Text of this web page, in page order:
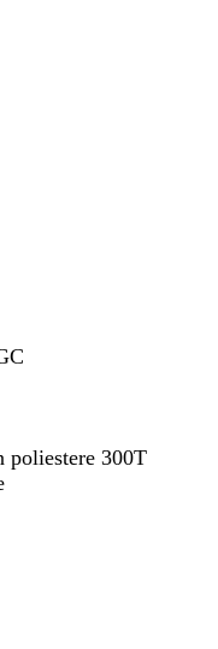
poliestere 300T